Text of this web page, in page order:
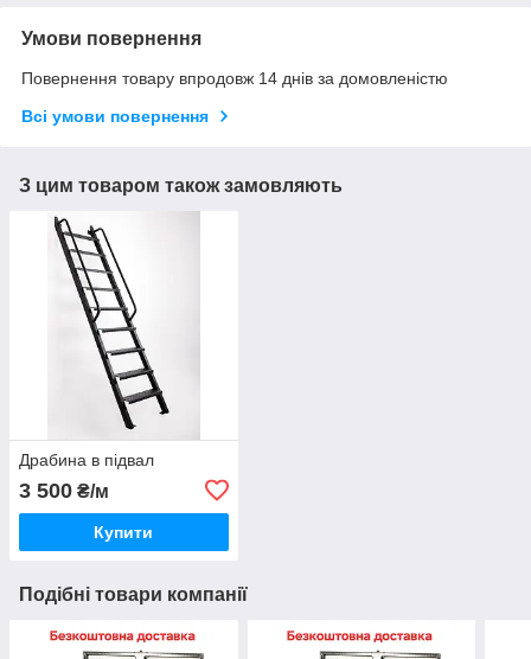
Умови повернення
Повернення товару впродовж 14 днів за домовленістю
Всі умови повернення
З цим товаром також замовляють
Драбина в підвал
3 500 ₴/м
Купити
Подібні товари компанії